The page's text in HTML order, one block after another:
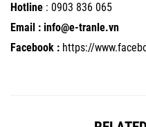
Hotline : 0903 836 065
Email : info@e-tranle.vn
Facebook : https://